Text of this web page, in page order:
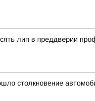
лип в преддверии
столкновение